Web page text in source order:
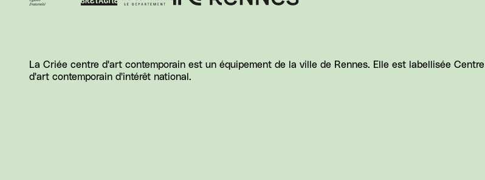
La Criée centre d'art contemporain est un équipement de la ville de Rennes. Elle est labellisée Centre
d'art contemporain d'intérêt national.